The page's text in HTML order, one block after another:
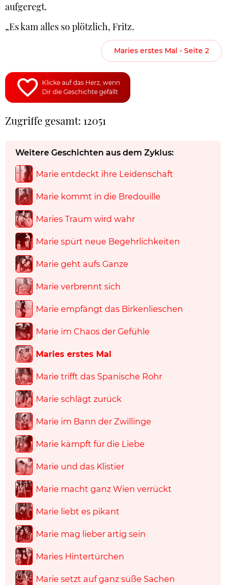
aufgeregt.
„Es kam alles so plötzlich, Fritz.
Maries erstes Mal - Seite 2
Klicke auf das Herz, wenn
Dir die Geschichte gefällt
Zugriffe gesamt: 12051
Weitere Geschichten aus dem Zyklus:
Marie entdeckt ihre Leidenschaft
Marie kommt in die Bredouille
Maries Traum wird wahr
Marie spürt neue Begehrlichkeiten
Marie geht aufs Ganze
Marie verbrennt sich
Marie empfängt das Birkenlieschen
Marie im Chaos der Gefühle
Maries erstes Mal
Marie trifft das Spanische Rohr
Marie schlägt zurück
Marie im Bann der Zwillinge
Marie kämpft für die Liebe
Marie und das Klistier
Marie macht ganz Wien verrückt
Marie liebt es pikant
Marie mag lieber artig sein
Maries Hintertürchen
Marie setzt auf ganz süße Sachen